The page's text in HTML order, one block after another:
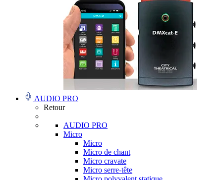
AUDIO PRO
Retour
AUDIO PRO
Micro
Micro
Micro de chant
Micro cravate
Micro serre-tête